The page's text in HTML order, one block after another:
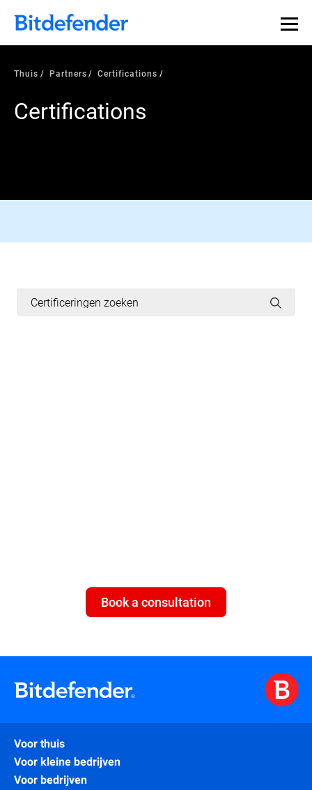
Thuis Partners Certifications
Certifications
Book a consultation
Voor thuis
Voor kleine bedrijven
Voor bedrijven